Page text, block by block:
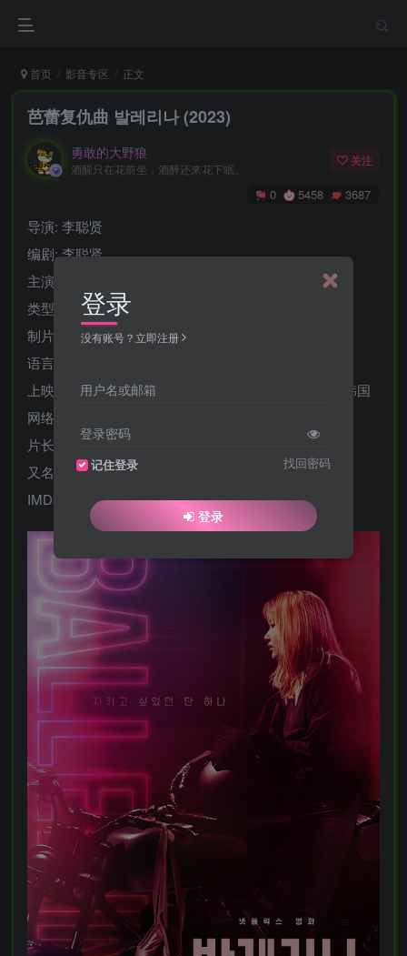
首页 影音专区 正文
芭蕾复仇曲 발레리나 (2023)
勇敢的大野狼
酒醒只在花前坐，酒醉还来花下眠。
关注
0 5458 3687
导演: 李聪贤
编剧: 李聪贤
主演: 全钟瑞 / 金智勋 / 朴有林
类型: 动作 / 惊悚
制片国家/地区: 韩国
语言: 韩语
上映日期: 2023-10-05(釜山国际电影节) / 2023-10-06(韩国
网络)
片长: 93分钟
又名: 芭蕾舞女 / 芭蕾舞女演员 / Ballerina
IMDb: tt26350277
登录
没有账号？立即注册
用户名或邮箱
登录密码
记住登录 找回密码
登录